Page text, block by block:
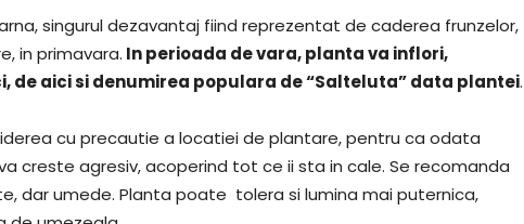
singurul dezavantaj fiind reprezentat de caderea frunzelor,
in primavara. In perioada de vara, planta va inflori,
de aici si denumirea populara de “Salteluta” data plantei.
cu precautie a locatiei de plantare, pentru ca odata
creste agresiv, acoperind tot ce ii sta in cale. Se recomanda
dar umede. Planta poate tolera si lumina mai puternica,